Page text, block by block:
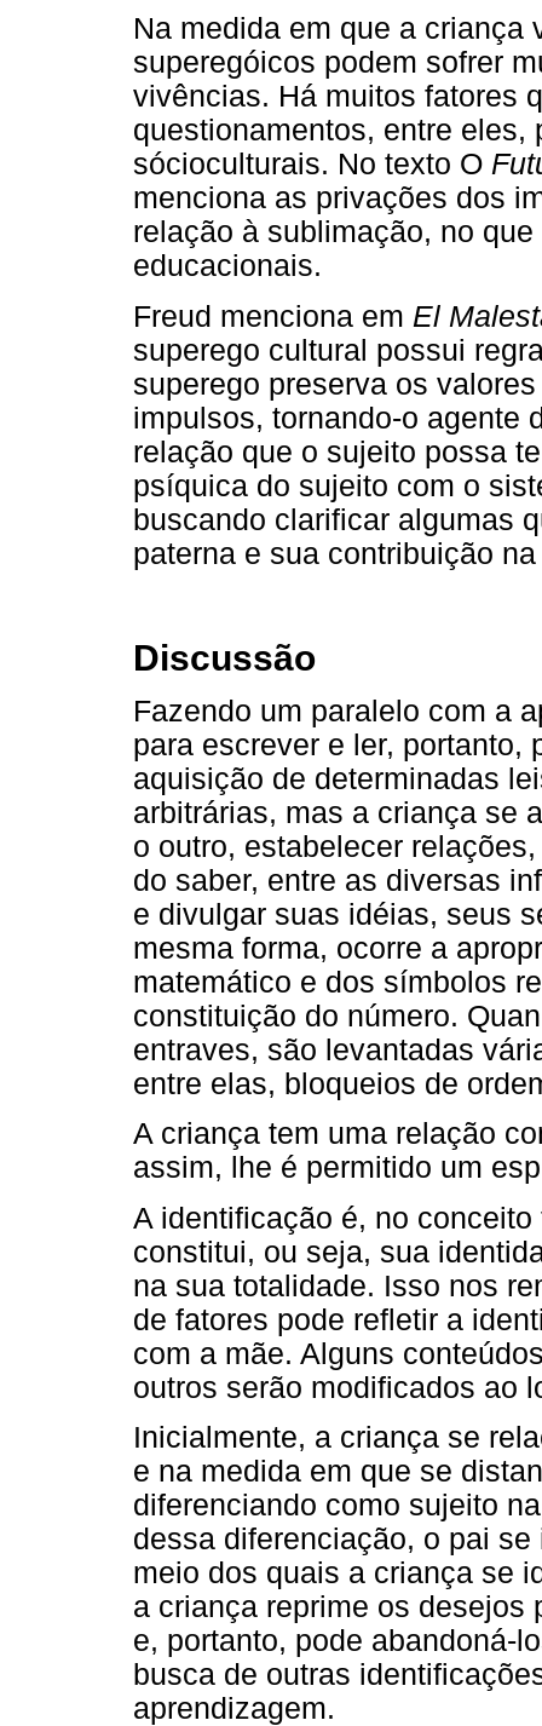
Na medida em que a criança
superegóicos podem sofrer
vivências. Há muitos fatores
questionamentos, entre eles,
sócioculturais. No texto O
menciona as privações dos
relação à sublimação, no
educacionais.
Freud menciona em El
superego cultural possui
superego preserva os
impulsos, tornando-o agente
relação que o sujeito possa
psíquica do sujeito com o
buscando clarificar algumas
paterna e sua contribuição
Discussão
Fazendo um paralelo com a
para escrever e ler, portanto,
aquisição de determinadas
arbitrárias, mas a criança se
o outro, estabelecer
do saber, entre as diversas
e divulgar suas idéias, seus
mesma forma, ocorre a
matemático e dos símbolos
constituição do número.
entraves, são levantadas
entre elas, bloqueios de
A criança tem uma relação
assim, lhe é permitido um
A identificação é, no
constitui, ou seja, sua
na sua totalidade. Isso nos
de fatores pode refletir a
com a mãe. Alguns
outros serão modificados ao
Inicialmente, a criança se
e na medida em que se
diferenciando como sujeito
dessa diferenciação, o pai
meio dos quais a criança se
a criança reprime os desejos
e, portanto, pode abandoná-
busca de outras
aprendizagem.